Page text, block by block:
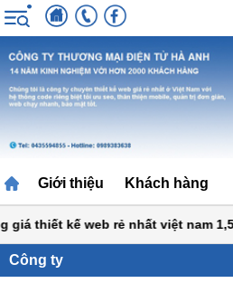
Giới thiệu Khách hàng
thiết kế web rẻ nhất việt nam 1,5 tr
Công ty